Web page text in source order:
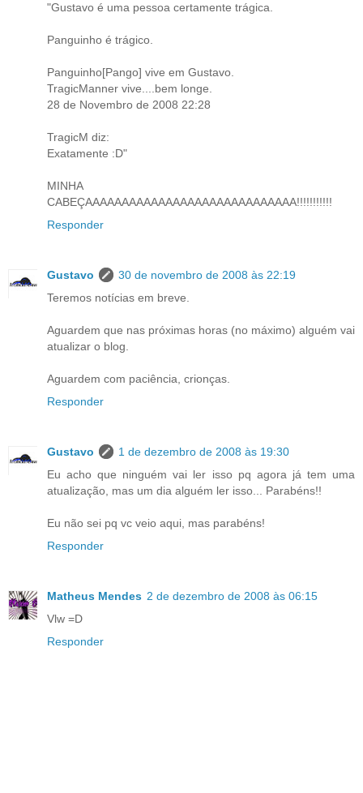
"Gustavo é uma pessoa certamente trágica.
Panguinho é trágico.
Panguinho[Pango] vive em Gustavo.
TragicManner vive....bem longe.
28 de Novembro de 2008 22:28
TragicM diz:
Exatamente :D"
MINHA
CABEÇAAAAAAAAAAAAAAAAAAAAAAAAAAAAA!!!!!!!!!!!
Responder
Gustavo
30 de novembro de 2008 às 22:19
Teremos notícias em breve.
Aguardem que nas próximas horas (no máximo) alguém vai
atualizar o blog.
Aguardem com paciência, crionças.
Responder
Gustavo
1 de dezembro de 2008 às 19:30
Eu acho que ninguém vai ler isso pq agora já tem uma
atualização, mas um dia alguém ler isso... Parabéns!!
Eu não sei pq vc veio aqui, mas parabéns!
Responder
Matheus Mendes 2 de dezembro de 2008 às 06:15
Vlw =D
Responder